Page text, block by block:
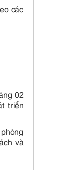
các
02
triển
và